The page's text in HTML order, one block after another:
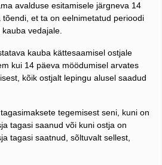
avalduse esitamisele järgneva 14
et ta on eelnimetatud perioodi
vedajale.
kauba kättesaamisel ostjale
kui 14 päeva möödumisel arvates
kõik ostjalt lepingu alusel saadud
tegemisest seni, kuni on
tagasi saanud või kuni ostja on
tagasi saatnud, sõltuvalt sellest,